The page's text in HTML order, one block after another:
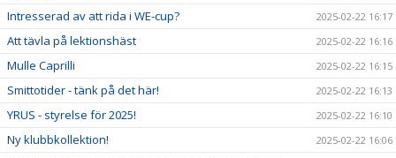
Intresserad av att rida i WE-cup? 2025-02-22 16:17
Att tävla på lektionshäst 2025-02-22 16:16
Mulle Caprilli 2025-02-22 16:15
Smittotider - tänk på det här! 2025-02-22 16:13
YRUS - styrelse för 2025! 2025-02-22 16:10
Ny klubbkollektion! 2025-02-22 16:06